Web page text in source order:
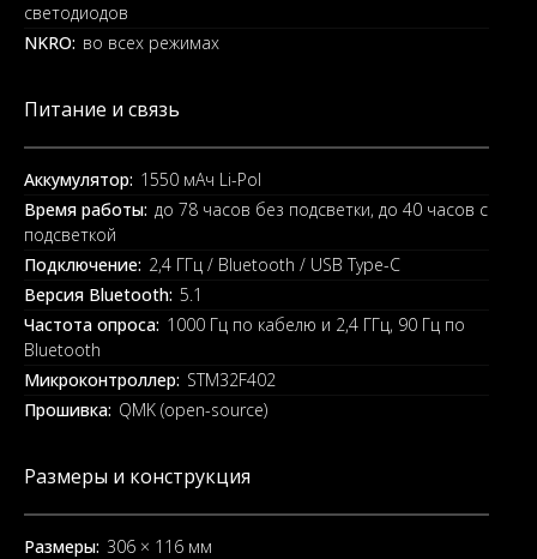
светодиодов
NKRO: во всех режимах
Питание и связь
Аккумулятор: 1550 мАч Li-Pol
Время работы: до 78 часов без подсветки, до 40 часов с
подсветкой
Подключение: 2,4 ГГц / Bluetooth / USB Type-C
Версия Bluetooth: 5.1
Частота опроса: 1000 Гц по кабелю и 2,4 ГГц, 90 Гц по
Bluetooth
Микроконтроллер: STM32F402
Прошивка: QMK (open-source)
Размеры и конструкция
Размеры: 306 × 116 мм